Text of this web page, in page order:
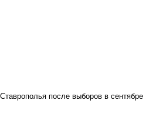
после выборов в сентябре